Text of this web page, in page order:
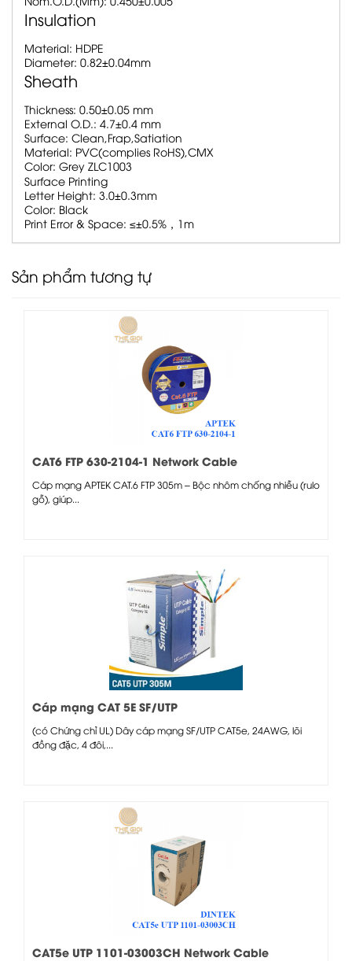
Insulation
Material: HDPE
Diameter: 0.82±0.04mm
Sheath
Thickness: 0.50±0.05 mm
External O.D.: 4.7±0.4 mm
Surface: Clean,Frap,Satiation
Material: PVC(complies RoHS),CMX
Color: Grey ZLC1003
Surface Printing
Letter Height: 3.0±0.3mm
Color: Black
Print Error & Space: ≤±0.5%，1m
Sản phẩm tương tự
CAT6 FTP 630-2104-1 Network Cable
Cáp mạng APTEK CAT.6 FTP 305m – Bộc nhôm chống nhiễu (rulo
gỗ), giúp...
Cáp mạng CAT 5E SF/UTP
(có Chứng chỉ UL) Dây cáp mạng SF/UTP CAT5e, 24AWG, lõi
đồng đặc, 4 đôi,...
CAT5e UTP 1101-03003CH Network Cable